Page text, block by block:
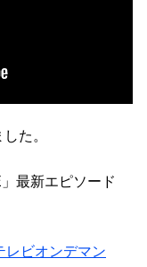
た。
最新エピソード
レビオンデマン